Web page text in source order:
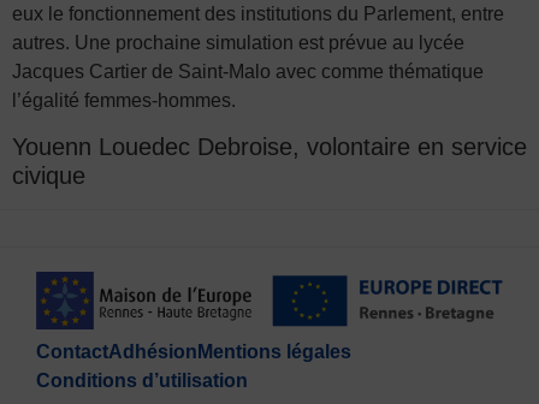
eux le fonctionnement des institutions du Parlement, entre
autres. Une prochaine simulation est prévue au lycée
Jacques Cartier de Saint-Malo avec comme thématique
l’égalité femmes-hommes.
Youenn Louedec Debroise, volontaire en service
civique
ContactAdhésion Mentions légales
Conditions d’utilisation